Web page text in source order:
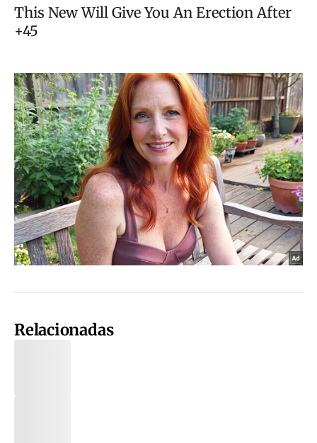
Relacionadas